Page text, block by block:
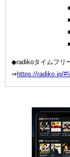
◆radikoタイムフリ
⇒https://radiko.jp/